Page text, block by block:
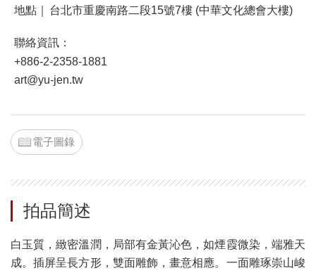
地點｜
台北市重慶南路二段15號7樓 (中華文化總會大樓)
聯絡資訊：
+886-2-2358-1881
art@yu-jen.tw
電子圖錄
拍品簡述
白玉質，緻密溫潤，局部有金黃沁色，如煙霞微染，端雅天
成。插屏呈長方形，雙面雕飾，畫意相應。一面雕琢崇山峻